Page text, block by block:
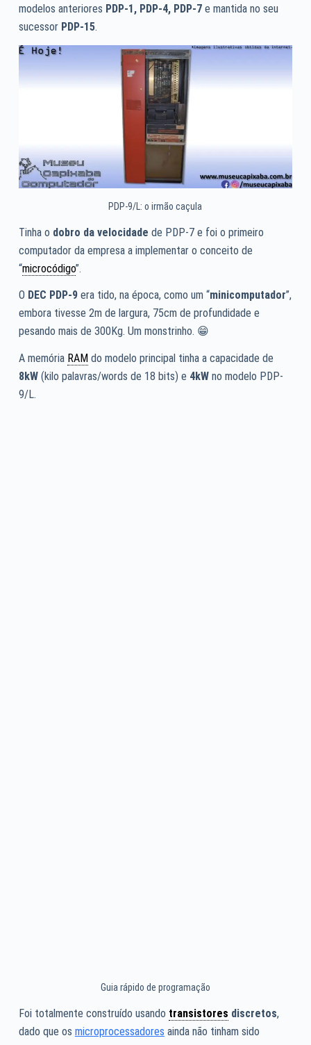
modelos anteriores PDP-1, PDP-4, PDP-7e mantida no seu
sucessor PDP-15.
PDP-9/L: o irmão caçula
Tinha o dobro da velocidade de PDP-7 e foi o primeiro
computador da empresa a implementar o conceito de
“microcódigo”.
O DEC PDP-9era tido, na época, como um “minicomputador”,
embora tivesse 2m de largura, 75cm de profundidade e
pesando mais de 300Kg. Um monstrinho. 😁
A memória RAMdo modelo principal tinha a capacidade de
8kW(kilo palavras/words de 18 bits) e 4kWno modelo PDP-
9/L.
Guia rápido de programação
Foi totalmente construído usando transistores discretos,
dado que os microprocessadores ainda não tinham sido